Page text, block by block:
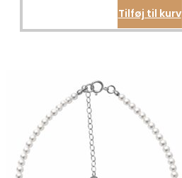
Tilføj til kurv